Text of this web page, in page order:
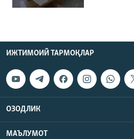
ИЖТИМОИЙ ТАРМОҚЛАР
ОЗОДЛИК
МАЪЛУМОТ